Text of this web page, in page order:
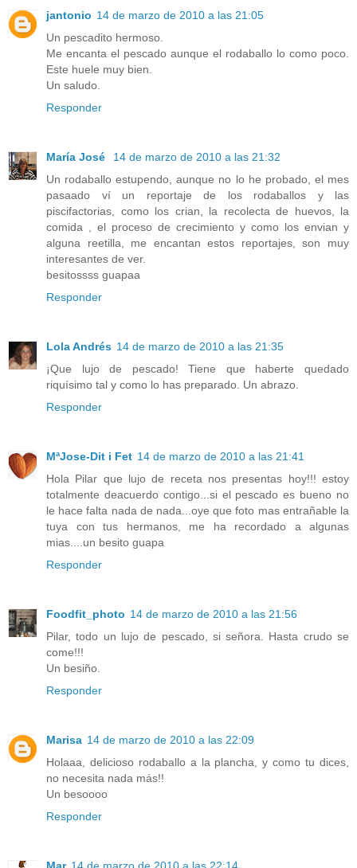
jantonio 14 de marzo de 2010 a las 21:05
Un pescadito hermoso.
Me encanta el pescado aunque el rodaballo lo como poco.
Este huele muy bien.
Un saludo.
Responder
María José
14 de marzo de 2010 a las 21:32
Un rodaballo estupendo, aunque no lo he probado, el mes
pasaado ví un reportaje de los rodaballos y las
piscifactorias, como los crian, la recolecta de huevos, la
comida , el proceso de crecimiento y como los envian y
alguna reetilla, me encantan estos reportajes, son muy
interesantes de ver.
besitossss guapaa
Responder
Lola Andrés 14 de marzo de 2010 a las 21:35
¡Que lujo de pescado! Tiene que haberte quedado
riquísimo tal y como lo has preparado. Un abrazo.
Responder
MªJose-Dit i Fet 14 de marzo de 2010 a las 21:41
Hola Pilar que lujo de receta nos presentas hoy!!! estoy
totalmente deacuerdo contigo...si el pescado es bueno no
le hace falta nada de nada...oye que foto mas entrañable la
tuya con tus hermanos, me ha recordado a algunas
mias....un besito guapa
Responder
Foodfit_photo 14 de marzo de 2010 a las 21:56
Pilar, todo un lujo de pescado, si señora. Hasta crudo se
come!!!
Un besiño.
Responder
Marisa 14 de marzo de 2010 a las 22:09
Holaaa, delicioso rodaballo a la plancha, y como tu dices,
no necesita nada más!!
Un besoooo
Responder